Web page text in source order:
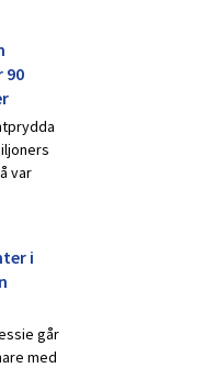
90
var
i
går
med